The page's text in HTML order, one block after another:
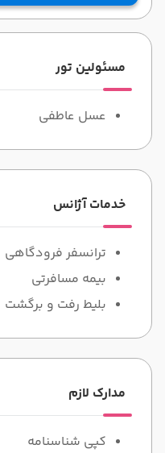
مسئولین تور
عسل عاطفی
خدمات آژانس
ترانسفر فرودگاهی
بیمه مسافرتی
بلیط رفت و برگشت
مدارک لازم
کپی شناسنامه